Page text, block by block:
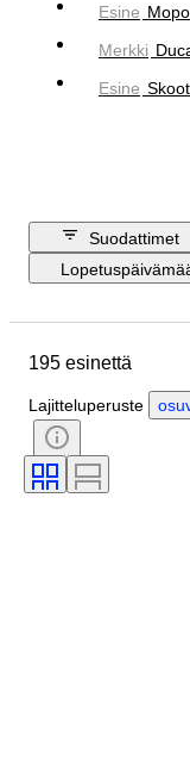
Esine Mopo
Merkki
Esine
Suodattimet
Kunto
Rekisteripaperit
CoC
Alkuperäinen /
195 esinettä
Lajitteluperuste